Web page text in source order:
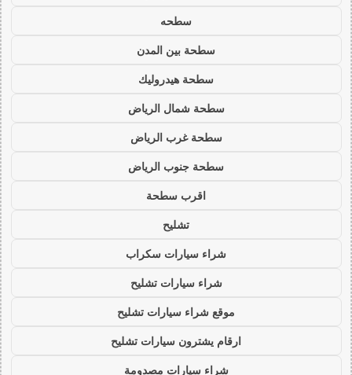
سطحه
سطحة بين المدن
سطحة هيدروليك
سطحة شمال الرياض
سطحة غرب الرياض
سطحة جنوب الرياض
اقرب سطحة
تشليح
شراء سيارات سكراب
شراء سيارات تشليح
موقع شراء سيارات تشليح
ارقام يشترون سيارات تشليح
شراء سيارات مصدومة